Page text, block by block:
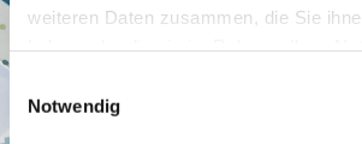
weiteren Daten zusammen, die Sie
Datenschutzhinweisen
mehr darüber,
Notwendig